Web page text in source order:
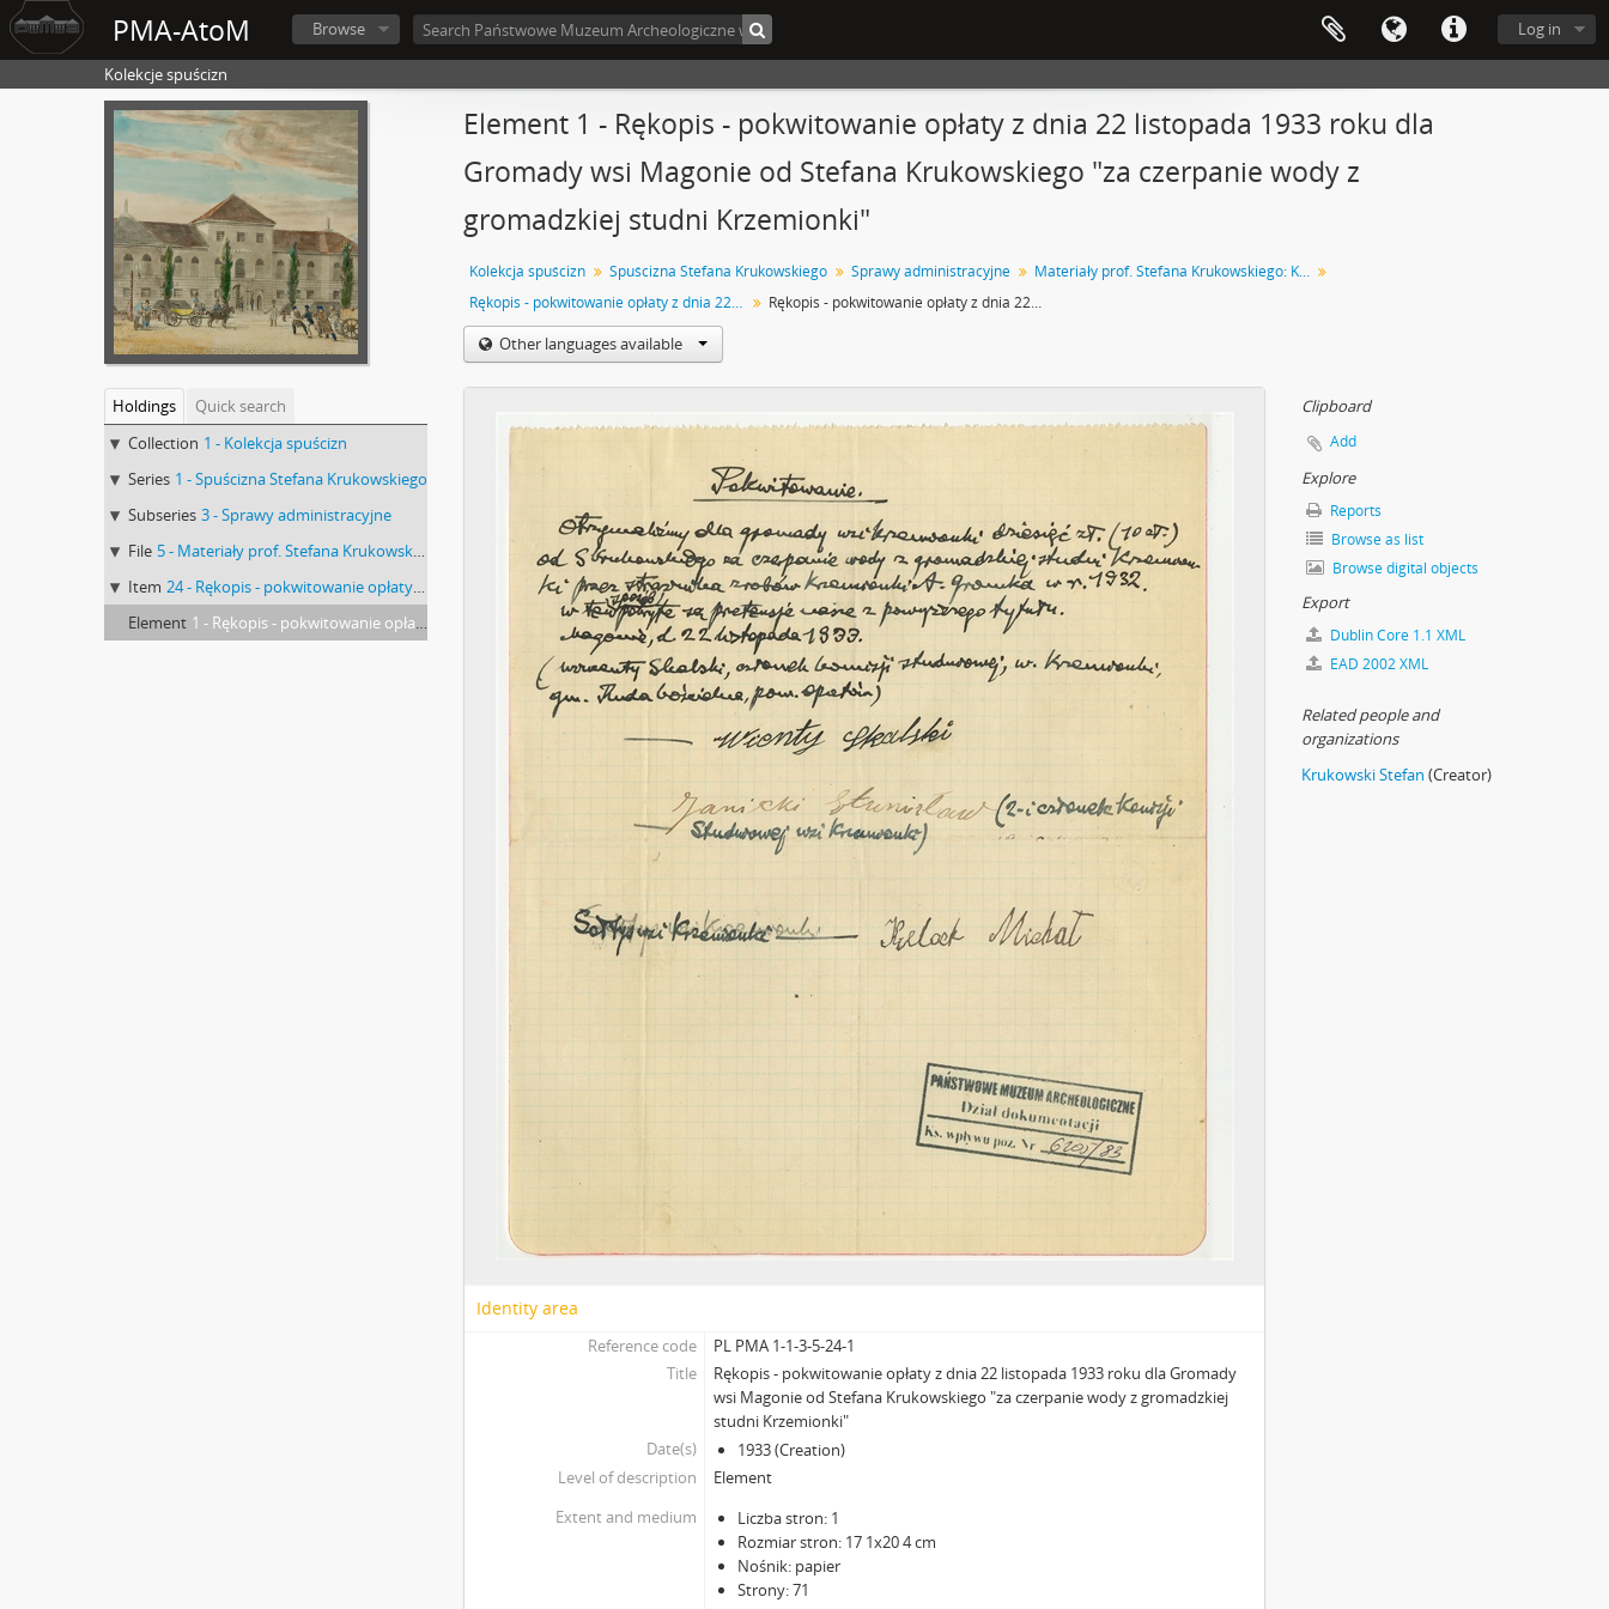
PMA-AtoM Log in
Browse
Kolekcje spuścizn
Holdings
Quick search
Collection 1 - Kolekcja spuścizn
Series 1 - Spuścizna Stefana Krukowskiego
Subseries 3 - Sprawy administracyjne
File 5 - Materiały prof. Stefana Krukowskiego: Krzemionki. Sprawy administracyjne
Item 24 - Rękopis - pokwitowanie opłaty z dnia 22 listopada 1933 roku dla Gromady wsi Magonie od Stefana Krukowskiego "za czerpanie wody z gromadzkiej studni Krzemionki"
Element 1 - Rękopis - pokwitowanie opłaty z dnia 22 listopada 1933 roku dla Gromady wsi Magonie od Stefana Krukowskiego "za czerpanie wody z gromadzkiej studni Krzemionki"
Element 1 - Rękopis - pokwitowanie opłaty z dnia 22 listopada 1933 roku dla
Gromady wsi Magonie od Stefana Krukowskiego "za czerpanie wody z
gromadzkiej studni Krzemionki"
Kolekcja spuścizn Spuścizna Stefana Krukowskiego Sprawy administracyjne
Materiały prof. Stefana Krukowskiego: Krzemionki. Sprawy administracyjne
Rękopis - pokwitowanie opłaty z dnia 22 listopada 1933 roku dla Gromady wsi Magonie od Stefana Krukowskiego "za czerpanie wody z gromadzkiej studni Krzemionki"
Rękopis - pokwitowanie opłaty z dnia 22 listopada 1933 roku dla Gromady wsi Magonie od Stefana Krukowskiego "za czerpanie wody z gromadzkiej studni Krzemionki"
Other languages available
Identity area
Reference code
PL PMA 1-1-3-5-24-1
Title
Rękopis - pokwitowanie opłaty z dnia 22 listopada 1933 roku dla Gromady
wsi Magonie od Stefana Krukowskiego "za czerpanie wody z gromadzkiej
studni Krzemionki"
Date(s)
1933 (Creation)
Level of description
Element
Extent and medium
Liczba stron: 1
Rozmiar stron: 17 1x20 4 cm
Nośnik: papier
Strony: 71
Clipboard
Add
Explore
Reports
Browse as list
Browse digital objects
Export
Dublin Core 1.1 XML
EAD 2002 XML
Related people and
organizations
Krukowski Stefan (Creator)